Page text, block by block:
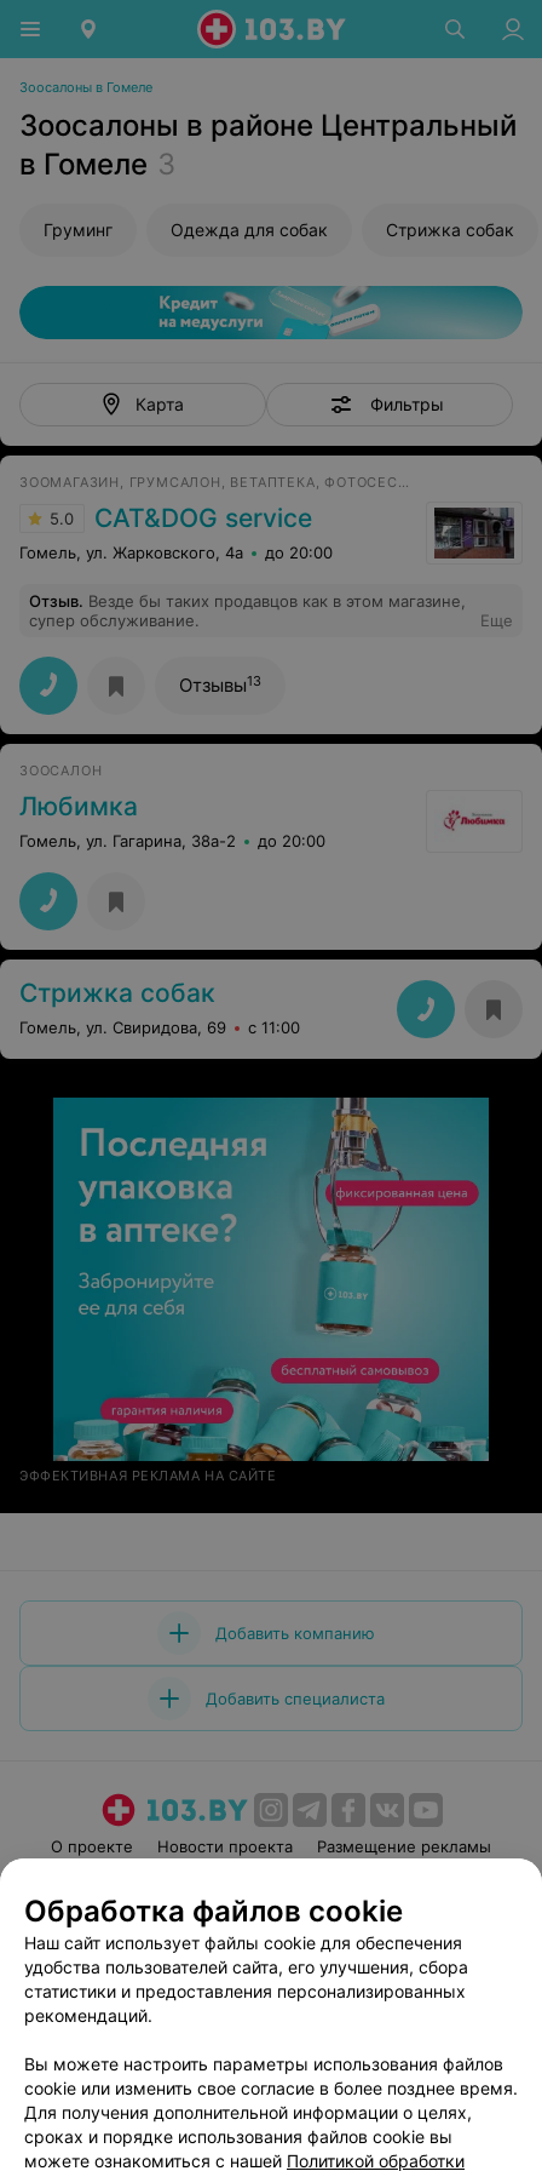
Зоосалоны в Гомеле
Зоосалоны в районе Центральный
в Гомеле 3
Груминг Одежда для собак Стрижка собак
Карта Фильтры
ЗООМАГАЗИН, ГРУМСАЛОН, ВЕТАПТЕКА, ФОТОСЕССИИ ПИТОМЦЕВ
5.0 CAT&DOG service
Гомель, ул. Жарковского, 4а до 20:00
Отзыв. Везде бы таких продавцов как в этом магазине,
супер обслуживание.
Еще
Отзывы13
ЗООСАЛОН
Любимка
Гомель, ул. Гагарина, 38а-2 до 20:00
Стрижка собак
Гомель, ул. Свиридова, 69 с 11:00
ЭФФЕКТИВНАЯ РЕКЛАМА НА САЙТЕ
Добавить компанию
Добавить специалиста
О проекте Новости проекта
Размещение рекламы
Пользовательское соглашение
Способы оплаты
Вакансии
Партнеры
Написать руководителю 103.by
Обработка персональных данных
Обработка файлов cookie
Наш сайт использует файлы cookie для обеспечения
удобства пользователей сайта, его улучшения, сбора
статистики и предоставления персонализированных
рекомендаций.
Вы можете настроить параметры использования файлов
cookie или изменить свое согласие в более позднее время.
Для получения дополнительной информации о целях,
сроках и порядке использования файлов cookie вы
можете ознакомиться с нашей Политикой обработки